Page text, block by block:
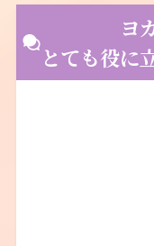
ヨ
とても役に